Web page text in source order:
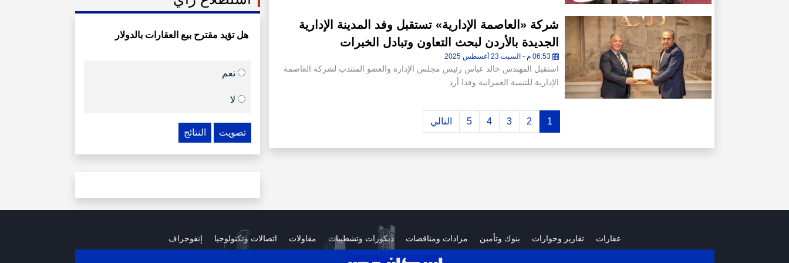
شركة «العاصمة الإدارية» تستقبل وفد المدينة الإدارية
الجديدة بالأردن لبحث التعاون وتبادل الخبرات
06:53 م - السبت 23 أغسطس 2025
استقبل المهندس خالد عباس رئيس مجلس الإدارة والعضو المنتدب لشركة العاصمة
الإدارية للتنمية العمرانية وفدا أرد
1
2
3
4
5 التالي
هل تؤيد مقترح بيع العقارات بالدولار
نعم
لا
تصويت النتائج
عقارات تقارير وحوارات بنوك وتأمين مزادات ومناقصات ديكورات وتشطيبات مقاولات اتصالات وتكنولوجيا إنفوجراف